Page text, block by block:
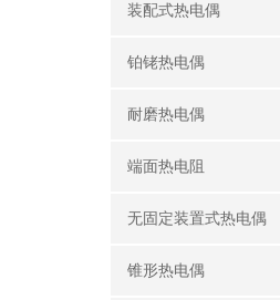
装配式热电偶
铂铑热电偶
耐磨热电偶
端面热电阻
无固定装置式热电偶
锥形热电偶